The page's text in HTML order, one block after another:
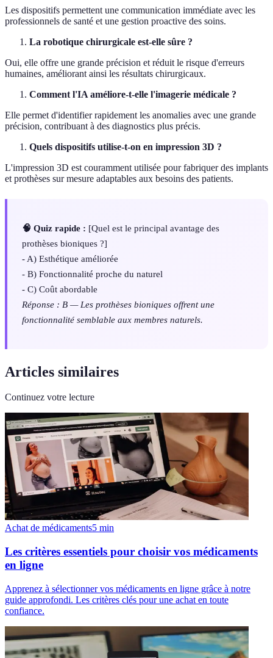
Les dispositifs permettent une communication immédiate avec les
professionnels de santé et une gestion proactive des soins.
La robotique chirurgicale est-elle sûre ?
Oui, elle offre une grande précision et réduit le risque d'erreurs
humaines, améliorant ainsi les résultats chirurgicaux.
Comment l'IA améliore-t-elle l'imagerie médicale ?
Elle permet d'identifier rapidement les anomalies avec une grande
précision, contribuant à des diagnostics plus précis.
Quels dispositifs utilise-t-on en impression 3D ?
L'impression 3D est couramment utilisée pour fabriquer des implants
et prothèses sur mesure adaptables aux besoins des patients.
🧠 Quiz rapide : [Quel est le principal avantage des
prothèses bioniques ?]
- A) Esthétique améliorée
- B) Fonctionnalité proche du naturel
- C) Coût abordable
Réponse : B — Les prothèses bioniques offrent une
fonctionnalité semblable aux membres naturels.
Articles similaires
Continuez votre lecture
Achat de médicaments5 min
Les critères essentiels pour choisir vos médicaments
en ligne
Apprenez à sélectionner vos médicaments en ligne grâce à notre
guide approfondi. Les critères clés pour une achat en toute
confiance.